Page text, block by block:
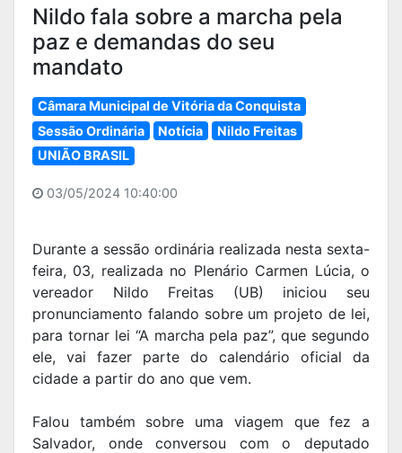
Nildo fala sobre a marcha pela
paz e demandas do seu
mandato
Câmara Municipal de Vitória da Conquista
Sessão Ordinária
Notícia
Nildo Freitas
UNIÃO BRASIL
03/05/2024 10:40:00
Durante a sessão ordinária realizada nesta sexta-
feira, 03, realizada no Plenário Carmen Lúcia, o
vereador Nildo Freitas (UB) iniciou seu
pronunciamento falando sobre um projeto de lei,
para tornar lei “A marcha pela paz”, que segundo
ele, vai fazer parte do calendário oficial da
cidade a partir do ano que vem.
Falou também sobre uma viagem que fez a
Salvador, onde conversou com o deputado